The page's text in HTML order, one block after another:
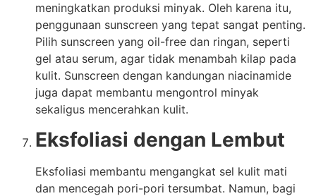
meningkatkan produksi minyak. Oleh karena itu,
penggunaan sunscreen yang tepat sangat penting.
Pilih sunscreen yang oil-free dan ringan, seperti
gel atau serum, agar tidak menambah kilap pada
kulit. Sunscreen dengan kandungan niacinamide
juga dapat membantu mengontrol minyak
sekaligus mencerahkan kulit.
Eksfoliasi dengan Lembut
Eksfoliasi membantu mengangkat sel kulit mati
dan mencegah pori-pori tersumbat. Namun, bagi